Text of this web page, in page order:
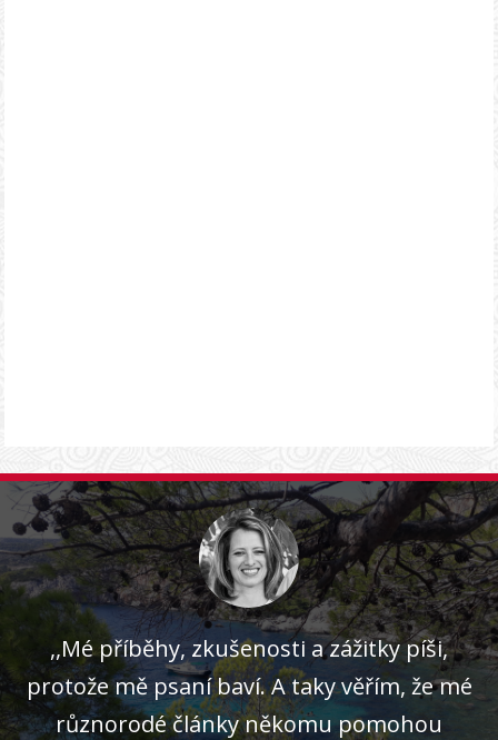
,,Mé příběhy, zkušenosti a zážitky píši,
protože mě psaní baví. A taky věřím, že mé
různorodé články někomu pomohou